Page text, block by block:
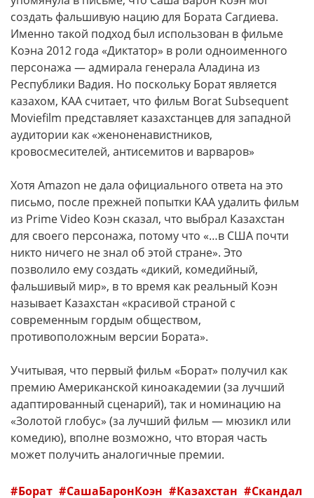
создать фальшивую нацию для Бората Сагдиева.
Именно такой подход был использован в фильме
Коэна 2012 года «Диктатор» в роли одноименного
персонажа — адмирала генерала Аладина из
Республики Вадия. Но поскольку Борат является
казахом, KAA считает, что фильм Borat Subsequent
Moviefilm представляет казахстанцев для западной
аудитории как «женоненавистников,
кровосмесителей, антисемитов и варваров»
Хотя Amazon не дала официального ответа на это
письмо, после прежней попытки KAA удалить фильм
из Prime Video Коэн сказал, что выбрал Казахстан
для своего персонажа, потому что «…в США почти
никто ничего не знал об этой стране». Это
позволило ему создать «дикий, комедийный,
фальшивый мир», в то время как реальный Коэн
называет Казахстан «красивой страной с
современным гордым обществом,
противоположным версии Бората».
Учитывая, что первый фильм «Борат» получил как
премию Американской киноакадемии (за лучший
адаптированный сценарий), так и номинацию на
«Золотой глобус» (за лучший фильм — мюзикл или
комедию), вполне возможно, что вторая часть
может получить аналогичные премии.
Борат СашаБаронКоэн Казахстан Скандал